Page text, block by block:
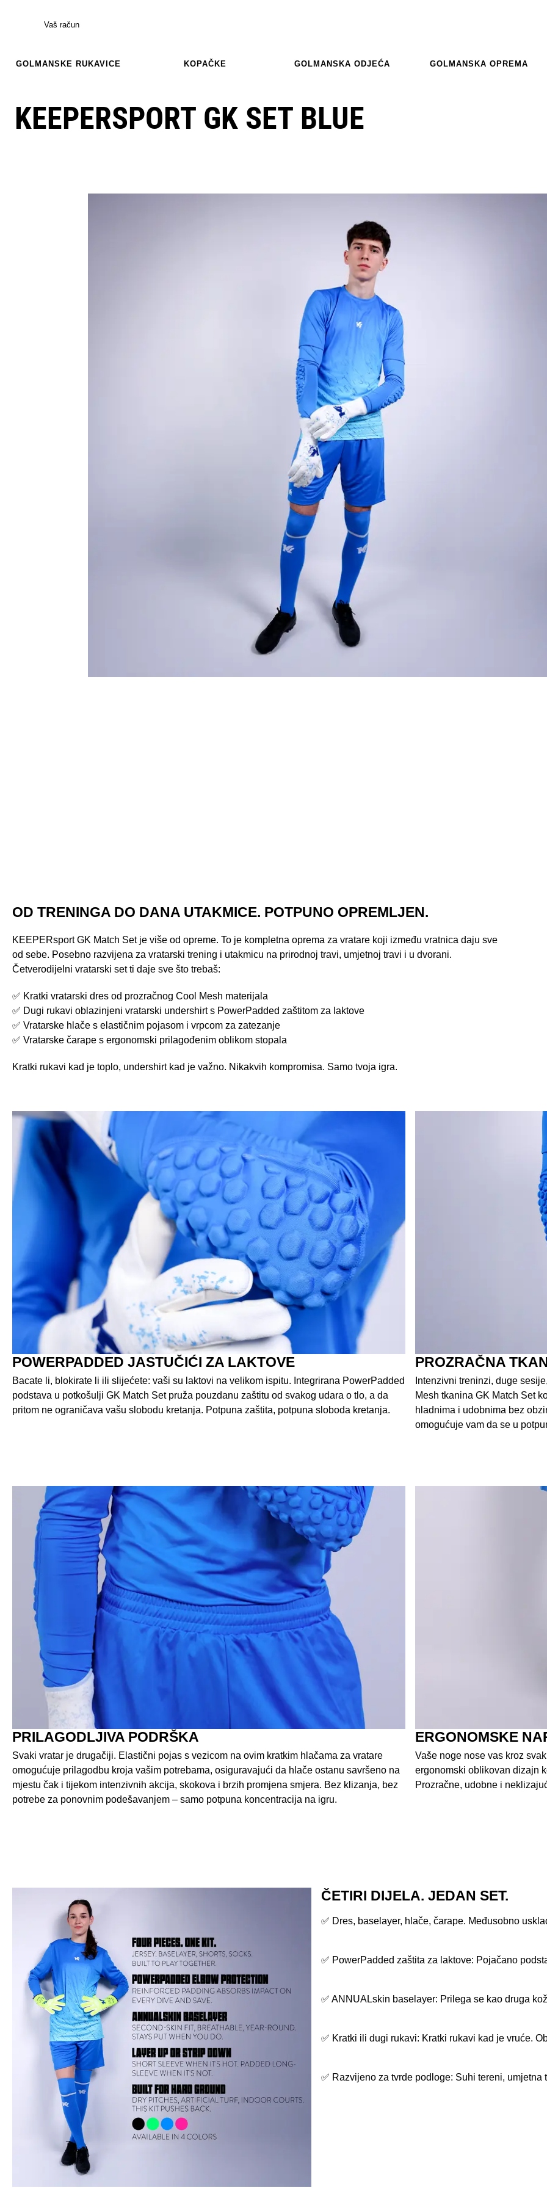
Vaš račun
GOLMANSKE RUKAVICE KOPAČKE GOLMANSKA ODJEĆA GOLMANSKA OPREMA
KEEPERSPORT GK SET BLUE
OD TRENINGA DO DANA UTAKMICE. POTPUNO OPREMLJEN.
KEEPERsport GK Match Set je više od opreme. To je kompletna oprema za vratare koji između vratnica daju sve
od sebe. Posebno razvijena za vratarski trening i utakmicu na prirodnoj travi, umjetnoj travi i u dvorani.
Četverodijelni vratarski set ti daje sve što trebaš:
✅ Kratki vratarski dres od prozračnog Cool Mesh materijala
✅ Dugi rukavi oblazinjeni vratarski undershirt s PowerPadded zaštitom za laktove
✅ Vratarske hlače s elastičnim pojasom i vrpcom za zatezanje
✅ Vratarske čarape s ergonomski prilagođenim oblikom stopala
Kratki rukavi kad je toplo, undershirt kad je važno. Nikakvih kompromisa. Samo tvoja igra.
POWERPADDED JASTUČIĆI ZA LAKTOVE
Bacate li, blokirate li ili slijećete: vaši su laktovi na velikom ispitu. Integrirana PowerPadded
podstava u potkošulji GK Match Set pruža pouzdanu zaštitu od svakog udara o tlo, a da
pritom ne ograničava vašu slobodu kretanja. Potpuna zaštita, potpuna sloboda kretanja.
PROZRAČNA
Intenzivni treninzi, duge
Mesh tkanina GK Match Set
hladnima i udobnima bez
omogućuje vam da se u
PRILAGODLJIVA PODRŠKA
Svaki vratar je drugačiji. Elastični pojas s vezicom na ovim kratkim hlačama za vratare
omogućuje prilagodbu kroja vašim potrebama, osiguravajući da hlače ostanu savršeno na
mjestu čak i tijekom intenzivnih akcija, skokova i brzih promjena smjera. Bez klizanja, bez
potrebe za ponovnim podešavanjem – samo potpuna koncentracija na igru.
ERGONOMSKE
Vaše noge nose vas kroz
ergonomski oblikovan dizajn
Prozračne, udobne i
ČETIRI DIJELA. JEDAN SET.
✅ Dres, baselayer, hlače, čarape. Međusobno
✅ PowerPadded zaštita za laktove: Pojačano
✅ ANNUALskin baselayer: Prilega se kao druga
✅ Kratki ili dugi rukavi: Kratki rukavi kad je vruće.
✅ Razvijeno za tvrde podloge: Suhi tereni, umjetna